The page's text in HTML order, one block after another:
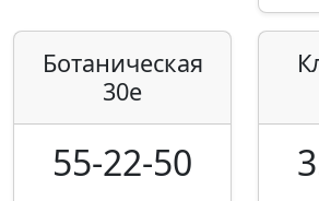
Ботаническая
30е
55-22-50